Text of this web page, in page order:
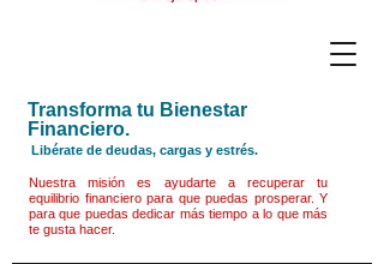
Transforma tu Bienestar
Financiero.
Libérate de deudas, cargas y estrés.
Nuestra misión es ayudarte a recuperar tu
equilibrio financiero para que puedas prosperar. Y
para que puedas dedicar más tiempo a lo que más
te gusta hacer.